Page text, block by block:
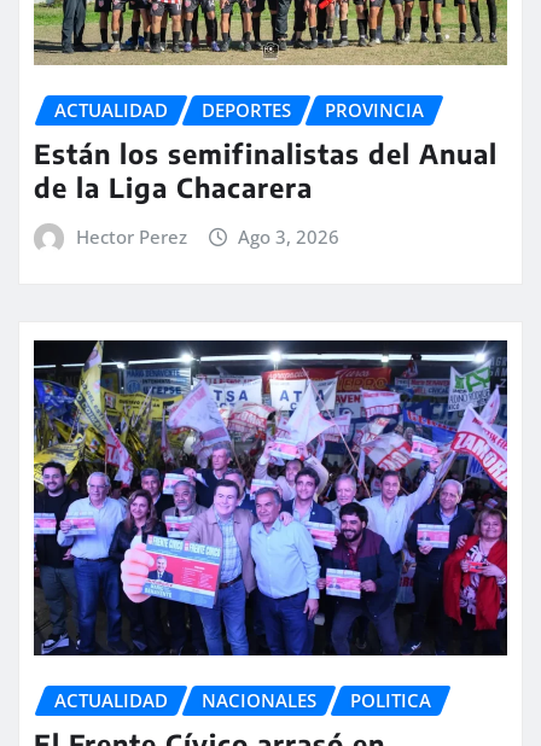
ACTUALIDAD DEPORTES PROVINCIA
Están los semifinalistas del Anual
de la Liga Chacarera
Hector Perez Ago 3, 2026
ACTUALIDAD NACIONALES POLITICA